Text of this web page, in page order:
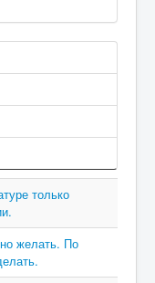
только
желать. По